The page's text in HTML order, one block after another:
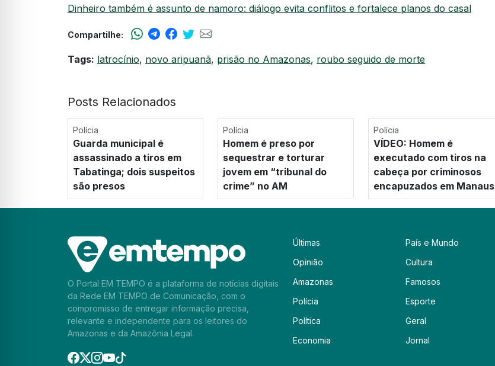
Dinheiro também é assunto de namoro: diálogo evita conflitos e fortalece planos do casal
Compartilhe:
Tags: latrocínio, novo aripuanã, prisão no Amazonas, roubo seguido de morte
Posts Relacionados
Polícia
Guarda municipal é
assassinado a tiros em
Tabatinga; dois suspeitos
são presos
Polícia
Homem é preso por
sequestrar e torturar
jovem em “tribunal do
crime” no AM
Polícia
VÍDEO: Homem é
executado com tiros na
cabeça por criminosos
encapuzados em Manaus
O Portal EM TEMPO é a plataforma de notícias digitais
da Rede EM TEMPO de Comunicação, com o
compromisso de entregar informação precisa,
relevante e independente para os leitores do
Amazonas e da Amazônia Legal.
Últimas
Opinião
Amazonas
Polícia
Política
Economia
País e Mundo
Cultura
Famosos
Esporte
Geral
Jornal